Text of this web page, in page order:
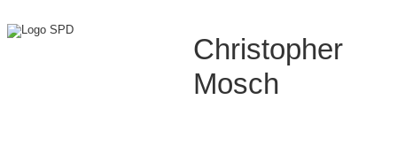
Christopher
Mosch